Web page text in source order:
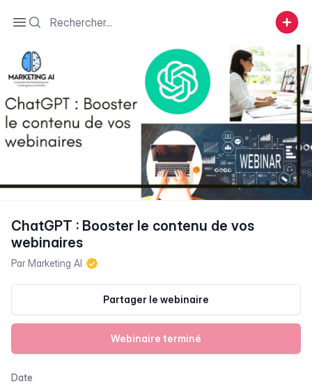
Open sidebar
Search
ChatGPT : Booster le contenu de vos
webinaires
ParMarketing AI
Partager le webinaire
Webinaire terminé
Date